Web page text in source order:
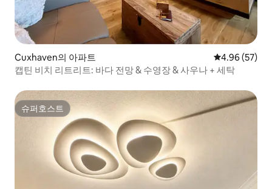
Cuxhaven의 아파트 평점 4.96점(5
4.96 (57)
캡틴 비치 리트리트: 바다 전망 & 수영장 & 사우나 + 세탁
슈퍼호스트
슈퍼호스트